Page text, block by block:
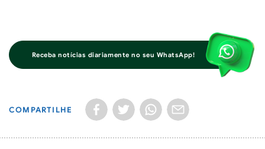
Receba notícias diariamente no seu WhatsApp!
COMPARTILHE